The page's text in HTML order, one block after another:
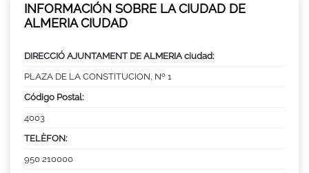
INFORMACIÓN SOBRE LA CIUDAD DE
ALMERIA CIUDAD
DIRECCIÓ AJUNTAMENT DE ALMERIA ciudad:
PLAZA DE LA CONSTITUCION, Nº 1
Código Postal:
4003
TELÈFON:
950 210000